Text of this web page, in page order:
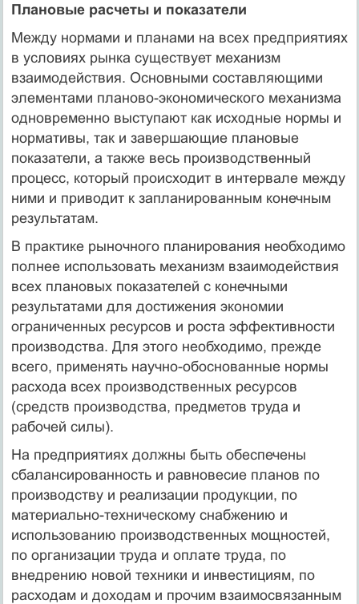
Плановые расчеты и показатели
Между нормами и планами на всех предприятиях
в условиях рынка существует механизм
взаимодействия. Основными составляющими
элементами планово-экономического механизма
одновременно выступают как исходные нормы и
нормативы, так и завершающие плановые
показатели, а также весь производственный
процесс, который происходит в интервале между
ними и приводит к запланированным конечным
результатам.
В практике рыночного планирования необходимо
полнее использовать механизм взаимодействия
всех плановых показателей с конечными
результатами для достижения экономии
ограниченных ресурсов и роста эффективности
производства. Для этого необходимо, прежде
всего, применять научно-обоснованные нормы
расхода всех производственных ресурсов
(средств производства, предметов труда и
рабочей силы).
На предприятиях должны быть обеспечены
сбалансированность и равновесие планов по
производству и реализации продукции, по
материально-техническому снабжению и
использованию производственных мощностей,
по организации труда и оплате труда, по
внедрению новой техники и инвестициям, по
расходам и доходам и прочим взаимосвязанным